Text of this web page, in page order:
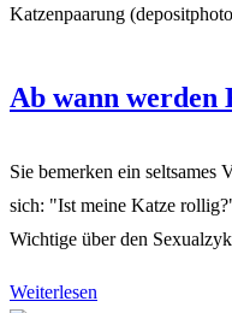
Katzen
Mutter
sollte
Katzenpaarung
Ab wann
Sie bemerken ein seltsames
sich: "Ist meine Katze
Wichtige über den
Weiterlesen